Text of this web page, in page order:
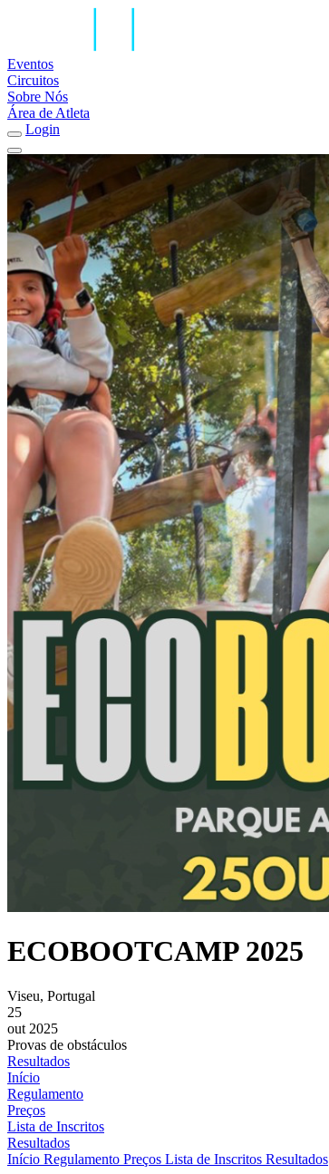
Eventos
Circuitos
Sobre Nós
Área de Atleta
Login
ECOBOOTCAMP 2025
Viseu, Portugal
25
out 2025
Provas de obstáculos
Resultados
Início
Regulamento
Preços
Lista de Inscritos
Resultados
Início Regulamento Preços Lista de Inscritos Resultados